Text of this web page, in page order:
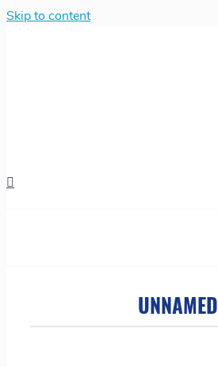
Skip to content
UNNAMED